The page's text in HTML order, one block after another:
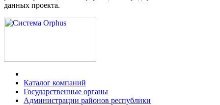
данных проекта.
Каталог компаний
Государственные органы
Администрации районов республики